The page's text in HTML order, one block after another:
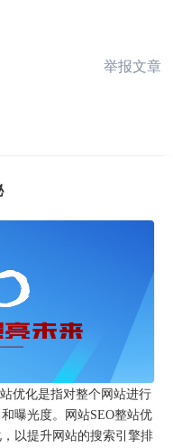
举报文章
优化是指对整个网站进行
曝光度。网站SEO整站优
以提升网站的搜索引擎排